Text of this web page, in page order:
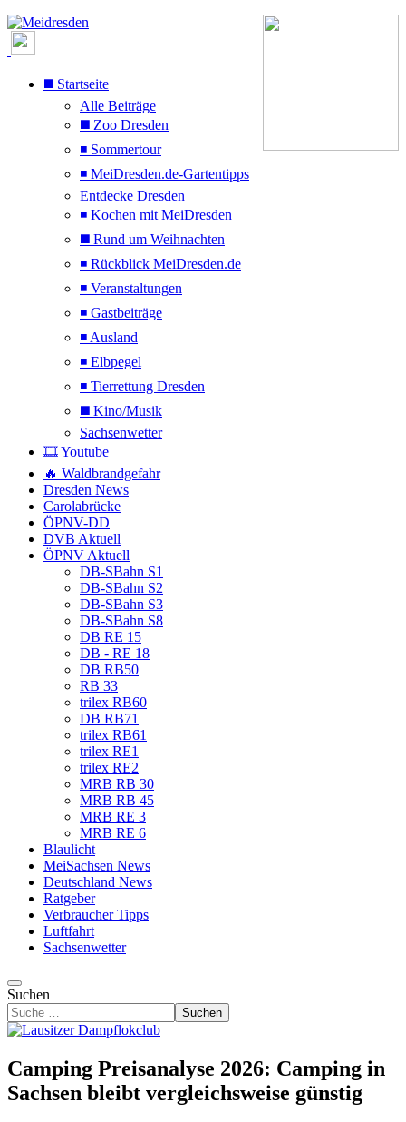
◼️ Startseite
Alle Beiträge
◼️ Zoo Dresden
◾ Sommertour
◾ MeiDresden.de-Gartentipps
Entdecke Dresden
◾ Kochen mit MeiDresden
◼️ Rund um Weihnachten
◾ Rückblick MeiDresden.de
◾ Veranstaltungen
◾ Gastbeiträge
◾ Ausland
◾ Elbpegel
◾ Tierrettung Dresden
◼️ Kino/Musik
Sachsenwetter
🎞️ Youtube
🔥 Waldbrandgefahr
Dresden News
Carolabrücke
ÖPNV-DD
DVB Aktuell
ÖPNV Aktuell
DB-SBahn S1
DB-SBahn S2
DB-SBahn S3
DB-SBahn S8
DB RE 15
DB - RE 18
DB RB50
RB 33
trilex RB60
DB RB71
trilex RB61
trilex RE1
trilex RE2
MRB RB 30
MRB RB 45
MRB RE 3
MRB RE 6
Blaulicht
MeiSachsen News
Deutschland News
Ratgeber
Verbraucher Tipps
Luftfahrt
Sachsenwetter
Suchen
Suchen
Camping Preisanalyse 2026: Camping in
Sachsen bleibt vergleichsweise günstig